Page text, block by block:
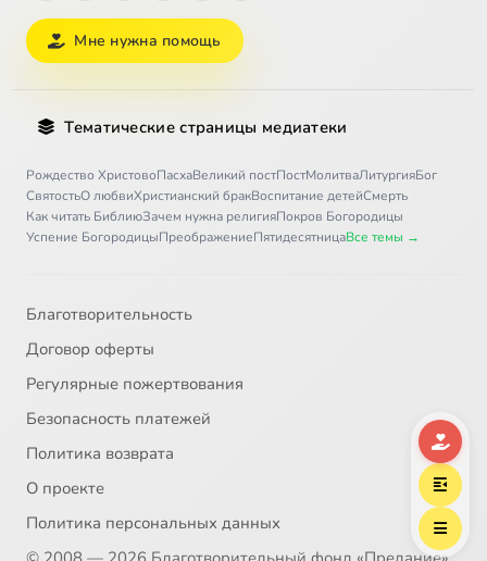
Мне нужна помощь
Тематические страницы медиатеки
Рождество ХристовоПасхаВеликий постПостМолитваЛитургияБог
СвятостьО любвиХристианский бракВоспитание детейСмерть
Как читать БиблиюЗачем нужна религияПокров Богородицы
Успение БогородицыПреображениеПятидесятницаВсе темы →
Благотворительность
Договор оферты
Регулярные пожертвования
Безопасность платежей
Политика возврата
О проекте
Политика персональных данных